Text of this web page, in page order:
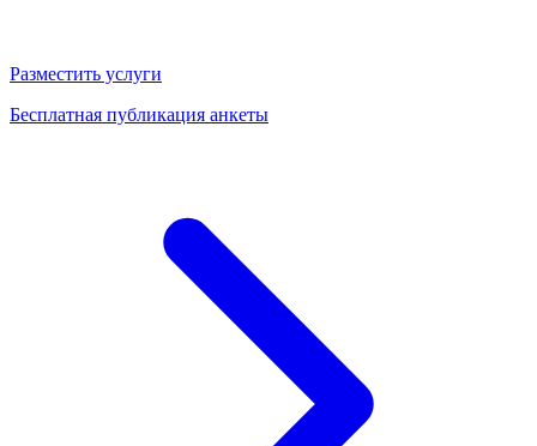
Разместить услуги
Бесплатная публикация анкеты